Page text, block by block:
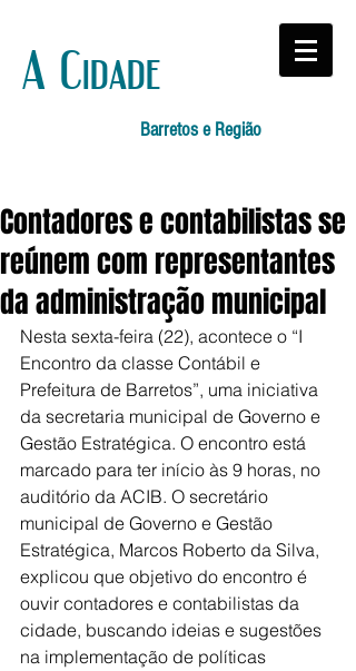
A Cidade
Barretos e Região
Contadores e contabilistas se
reúnem com representantes
da administração municipal
Nesta sexta-feira (22), acontece o “I
Encontro da classe Contábil e
Prefeitura de Barretos”, uma iniciativa
da secretaria municipal de Governo e
Gestão Estratégica. O encontro está
marcado para ter início às 9 horas, no
auditório da ACIB. O secretário
municipal de Governo e Gestão
Estratégica, Marcos Roberto da Silva,
explicou que objetivo do encontro é
ouvir contadores e contabilistas da
cidade, buscando ideias e sugestões
na implementação de políticas